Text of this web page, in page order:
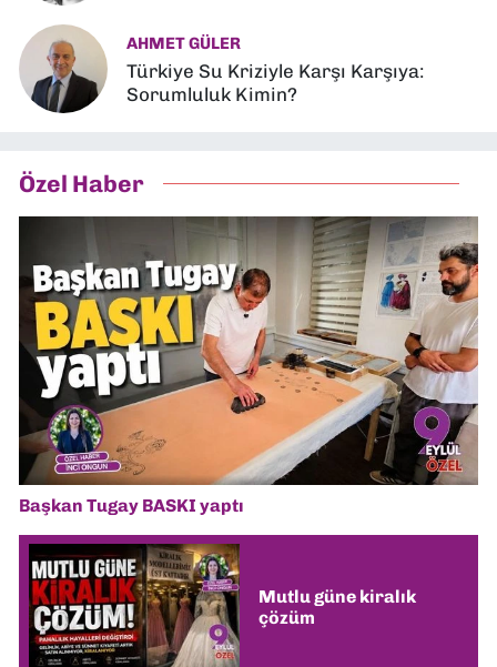
AHMET GÜLER
Türkiye Su Kriziyle Karşı Karşıya:
Sorumluluk Kimin?
Özel Haber
Başkan Tugay BASKI yaptı
Mutlu güne kiralık
çözüm